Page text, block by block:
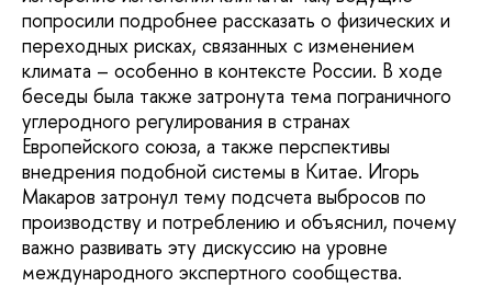
попросили подробнее рассказать о физических и
переходных рисках, связанных с изменением
климата – особенно в контексте России. В ходе
беседы была также затронута тема пограничного
углеродного регулирования в странах
Европейского союза, а также перспективы
внедрения подобной системы в Китае. Игорь
Макаров затронул тему подсчета выбросов по
производству и потреблению и объяснил, почему
важно развивать эту дискуссию на уровне
международного экспертного сообщества.